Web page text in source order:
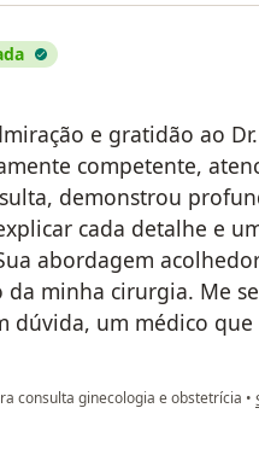
e gratidão ao
competente,
demonstrou
cada detalhe e
abordagem
minha cirurgia. Me
dúvida, um médico que
consulta ginecologia e obstetrícia •